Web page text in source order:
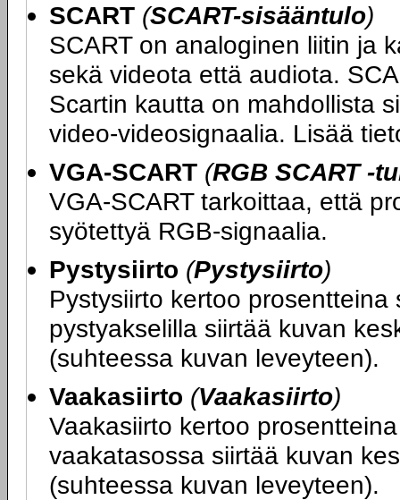
SCART (SCART-sisääntulo)
SCART on analoginen liitin ja
sekä videota että audiota.
Scartin kautta on mahdollista
video-videosignaalia. Lisää
VGA-SCART (RGB SCART -
VGA-SCART tarkoittaa, että
syötettyä RGB-signaalia.
Pystysiirto (Pystysiirto)
Pystysiirto kertoo
pystyakselilla siirtää kuvan
(suhteessa kuvan leveyteen).
Vaakasiirto (Vaakasiirto)
Vaakasiirto kertoo
vaakatasossa siirtää kuvan
(suhteessa kuvan leveyteen).